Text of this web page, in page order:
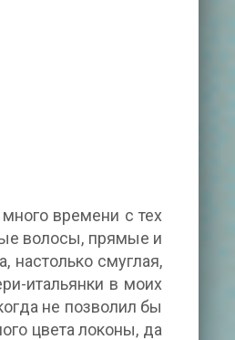
времени с тех
волосы, прямые и
смуглая,
итальянки в моих
не позволил бы
цвета локоны, да